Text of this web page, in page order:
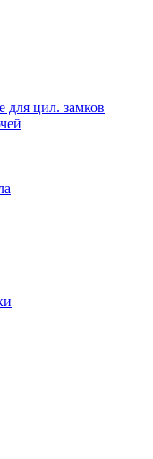
цил. замков